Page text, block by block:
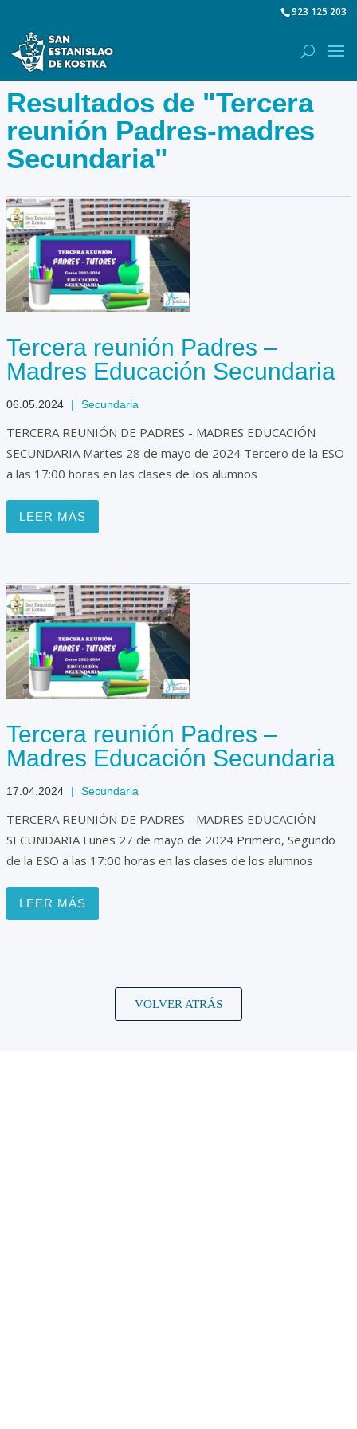
923 125 203
Resultados de "Tercera
reunión Padres-madres
Secundaria"
Tercera reunión Padres –
Madres Educación Secundaria
06.05.2024 | Secundaria
TERCERA REUNIÓN DE PADRES - MADRES EDUCACIÓN
SECUNDARIA Martes 28 de mayo de 2024 Tercero de la ESO
a las 17:00 horas en las clases de los alumnos
LEER MÁS
Tercera reunión Padres –
Madres Educación Secundaria
17.04.2024 | Secundaria
TERCERA REUNIÓN DE PADRES - MADRES EDUCACIÓN
SECUNDARIA Lunes 27 de mayo de 2024 Primero, Segundo
de la ESO a las 17:00 horas en las clases de los alumnos
LEER MÁS
VOLVER ATRÁS